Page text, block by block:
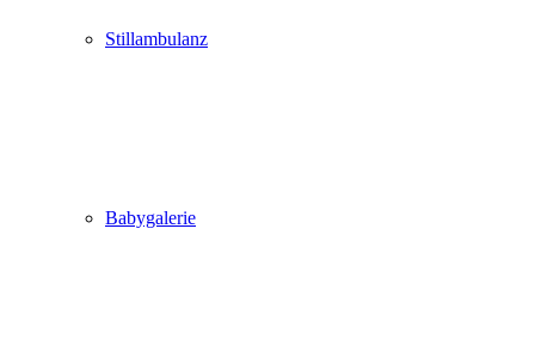
Stillambulanz
Babygalerie